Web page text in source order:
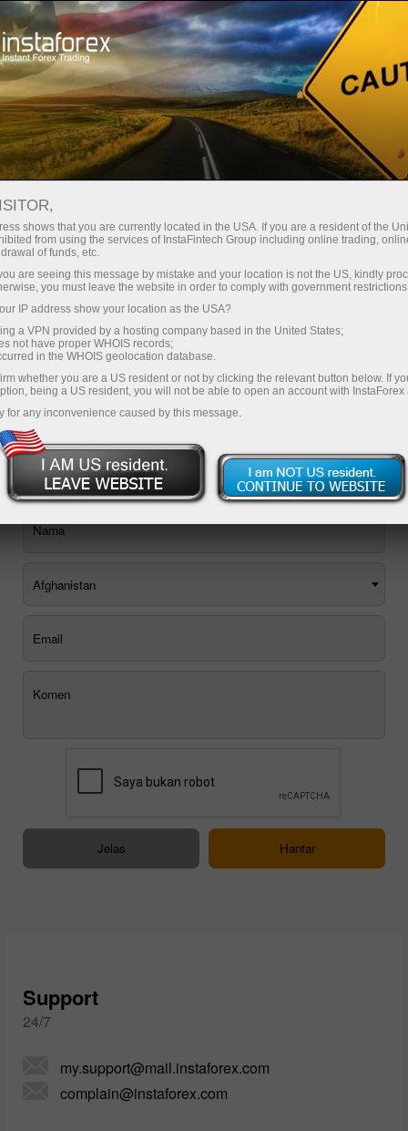
Sokongan
MENGHUBUNGI KAMI
Buka akaun perdagangan
Buka akaun demo
Anda boleh menggunakan borang maklum balas E-mel, atau
memesan panggilan balik.
Afghanistan
Support
24/7
my.support@mail.instaforex.com
complain@instaforex.com
shows that you are currently located in the USA. If you are a resident of the
from using the services of InstaFintech Group including online trading,
of funds, etc.
are seeing this message by mistake and your location is not the US, kindly
you must leave the website in order to comply with government
IP address show your location as the USA?
a VPN provided by a hosting company based in the United States;
not have proper WHOIS records;
in the WHOIS geolocation database.
whether you are a US resident or not by clicking the relevant button below. If
being a US resident, you will not be able to open an account with InstaForex
for any inconvenience caused by this message.